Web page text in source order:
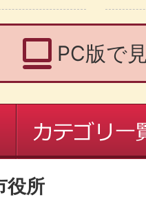
PC版で
役所